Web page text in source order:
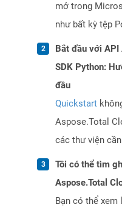
mở trong
như bất kỳ tệp
Bắt đầu với API
SDK Python:
đầu
Quickstart
Aspose.Total
các thư viện
Tôi có thể tìm
Aspose.Total
Bạn có thể xem